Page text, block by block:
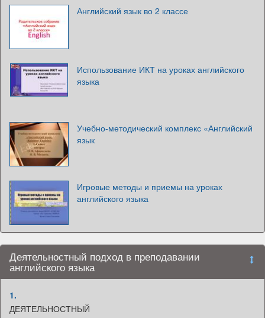
Английский язык во 2 классе
Использование ИКТ на уроках английского
языка
Учебно-методический комплекс «Английский
язык
Игровые методы и приемы на уроках
английского языка
Деятельностный подход в преподавании
английского языка
1.
ДЕЯТЕЛЬНОСТНЫЙ